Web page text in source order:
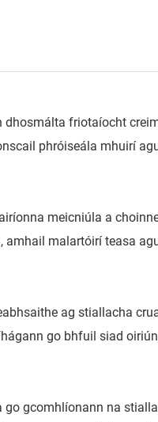
friotaíocht
phróiseála mhuirí
meicniúla a
malartóirí teasa
ag stiallacha
go bhfuil siad
gcomhlíonann na